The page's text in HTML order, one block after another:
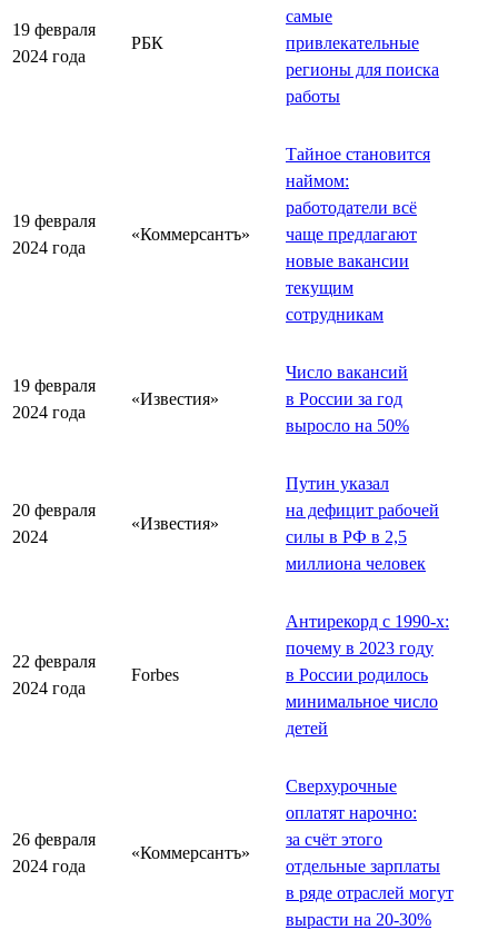
19 февраля
2024 года
РБК
самые
привлекательные
регионы для поиска
работы
19 февраля
2024 года
«Коммерсантъ»
Тайное становится
наймом:
работодатели всё
чаще предлагают
новые вакансии
текущим
сотрудникам
19 февраля
2024 года
«Известия»
Число вакансий
в России за год
выросло на 50%
20 февраля
2024
«Известия»
Путин указал
на дефицит рабочей
силы в РФ в 2,5
миллиона человек
22 февраля
2024 года
Forbes
Антирекорд с 1990-х:
почему в 2023 году
в России родилось
минимальное число
детей
26 февраля
2024 года
«Коммерсантъ»
Сверхурочные
оплатят нарочно:
за счёт этого
отдельные зарплаты
в ряде отраслей могут
вырасти на 20-30%